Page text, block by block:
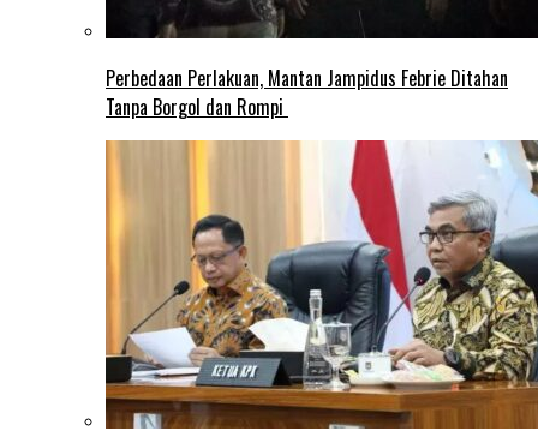
Perbedaan Perlakuan, Mantan Jampidus Febrie Ditahan
Tanpa Borgol dan Rompi